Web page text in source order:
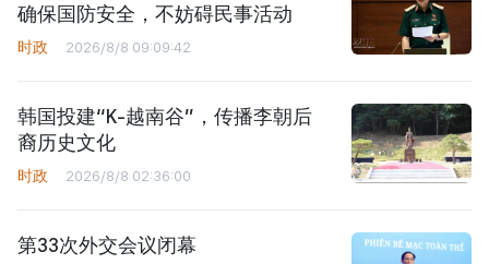
确保国防安全，不妨碍民事活动
时政 2026/8/8 09:09:42
韩国投建“K-越南谷”，传播李朝后
裔历史文化
时政 2026/8/8 02:36:00
第33次外交会议闭幕